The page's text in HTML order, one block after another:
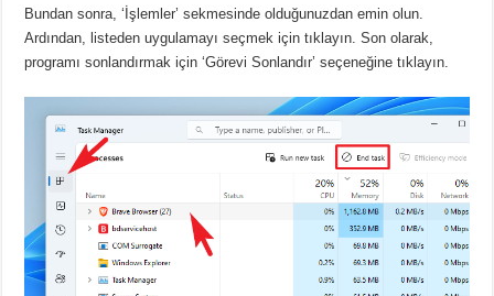
Bundan sonra, ‘İşlemler’ sekmesinde olduğunuzdan emin olun.
Ardından, listeden uygulamayı seçmek için tıklayın.Son olarak,
programı sonlandırmak için ‘Görevi Sonlandır’ seçeneğine tıklayın.